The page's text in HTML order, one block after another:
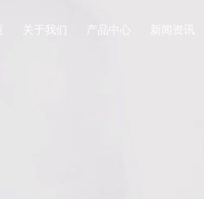
关于我们 产品中心 新闻资讯